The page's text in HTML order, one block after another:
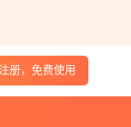
册，免费使用